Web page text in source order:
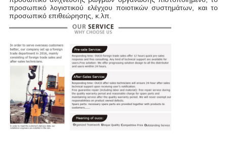
προσωπικό λογιστικού ελέγχου ποιοτικών συστημάτων, και το
προσωπικό επιθεώρησης, κ.λπ.